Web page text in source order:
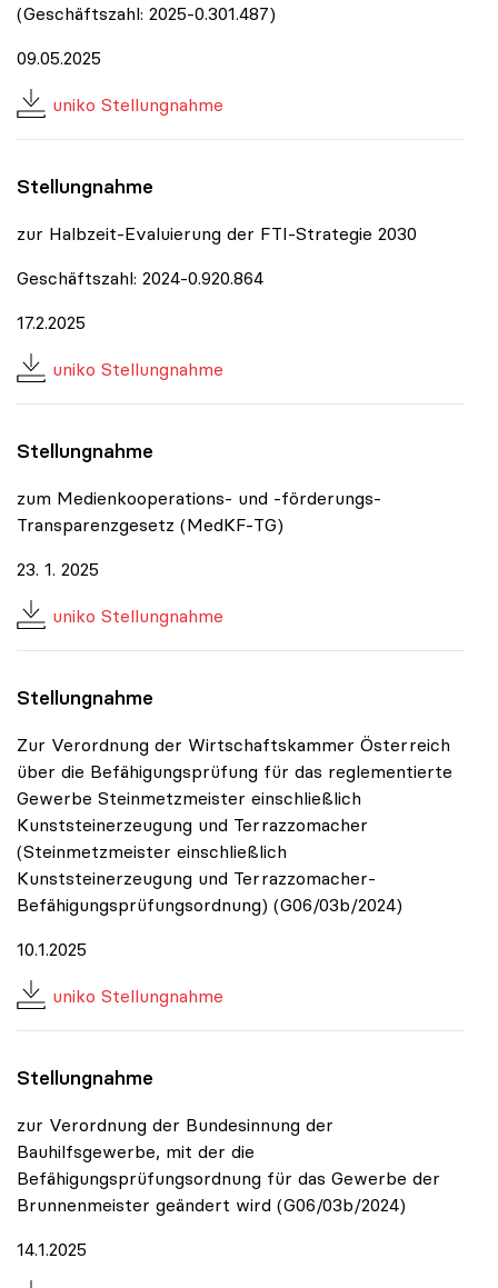
(Geschäftszahl: 2025-0.301.487)
09.05.2025
uniko Stellungnahme
Stellungnahme
zur Halbzeit-Evaluierung der FTI-Strategie 2030
Geschäftszahl: 2024-0.920.864
17.2.2025
uniko Stellungnahme
Stellungnahme
zum Medienkooperations- und -förderungs-
Transparenzgesetz (MedKF-TG)
23. 1. 2025
uniko Stellungnahme
Stellungnahme
Zur Verordnung der Wirtschaftskammer Österreich
über die Befähigungsprüfung für das reglementierte
Gewerbe Steinmetzmeister einschließlich
Kunststeinerzeugung und Terrazzomacher
(Steinmetzmeister einschließlich
Kunststeinerzeugung und Terrazzomacher-
Befähigungsprüfungsordnung) (G06/03b/2024)
10.1.2025
uniko Stellungnahme
Stellungnahme
zur Verordnung der Bundesinnung der
Bauhilfsgewerbe, mit der die
Befähigungsprüfungsordnung für das Gewerbe der
Brunnenmeister geändert wird (G06/03b/2024)
14.1.2025